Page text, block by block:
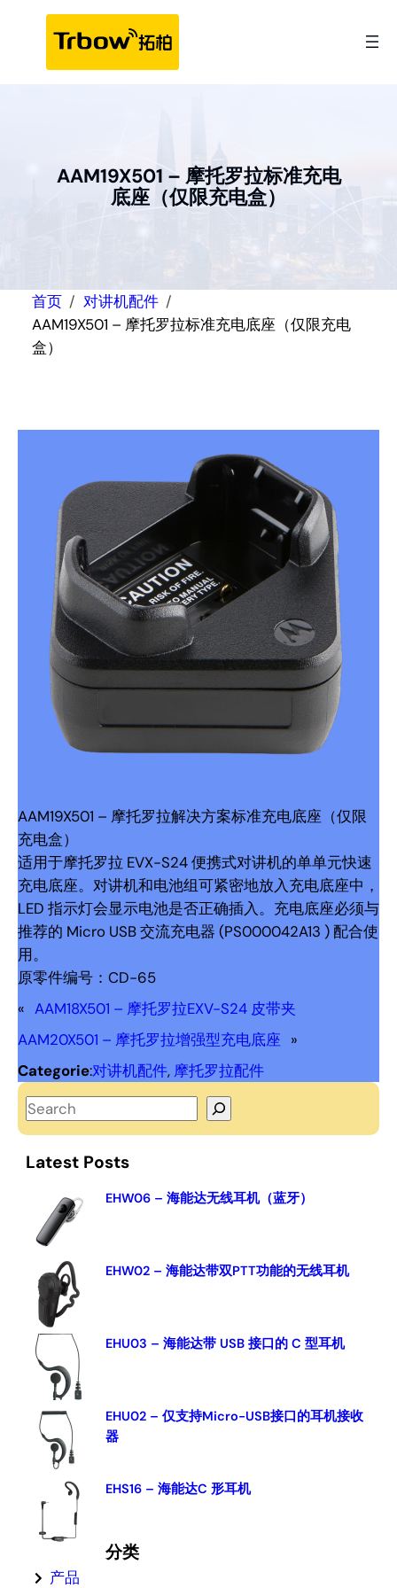
AAM19X501 – 摩托罗拉标准充电
底座（仅限充电盒）
首页
对讲机配件
AAM19X501 – 摩托罗拉标准充电底座（仅限充电
盒）
AAM19X501 – 摩托罗拉解决方案标准充电底座（仅限
充电盒）
适用于摩托罗拉 EVX-S24 便携式对讲机的单单元快速
充电底座。对讲机和电池组可紧密地放入充电底座中，
LED 指示灯会显示电池是否正确插入。充电底座必须与
推荐的 Micro USB 交流充电器 (PS000042A13 ) 配合使
用。
原零件编号：CD-65
« AAM18X501 – 摩托罗拉EXV-S24 皮带夹
AAM20X501 – 摩托罗拉增强型充电底座 »
Categorie:对讲机配件, 摩托罗拉配件
S
e
aLatest Posts
EHW06 – 海能达无线耳机（蓝牙）
EHW02 – 海能达带双PTT功能的无线耳机
EHU03 – 海能达带 USB 接口的 C 型耳机
EHU02 – 仅支持Micro-USB接口的耳机接收
器
EHS16 – 海能达C 形耳机
分类
产品